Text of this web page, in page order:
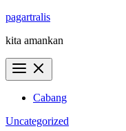
Skip
content
pagartralis
kita amankan
Cabang
Uncategorized